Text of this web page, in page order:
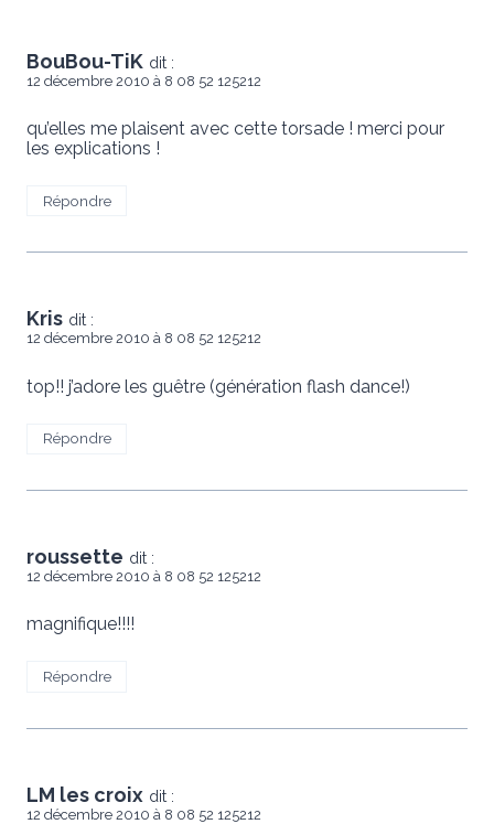
BouBou-TiK dit :
12 décembre 2010 à 8 08 52 125212
qu’elles me plaisent avec cette torsade ! merci pour
les explications !
Répondre
Kris dit :
12 décembre 2010 à 8 08 52 125212
top!! j’adore les guêtre (génération flash dance!)
Répondre
roussette dit :
12 décembre 2010 à 8 08 52 125212
magnifique!!!!
Répondre
LM les croix dit :
12 décembre 2010 à 8 08 52 125212